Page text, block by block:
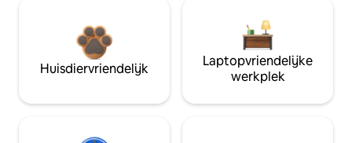
Huisdiervriendelijk
Laptopvriendelijke
werkplek